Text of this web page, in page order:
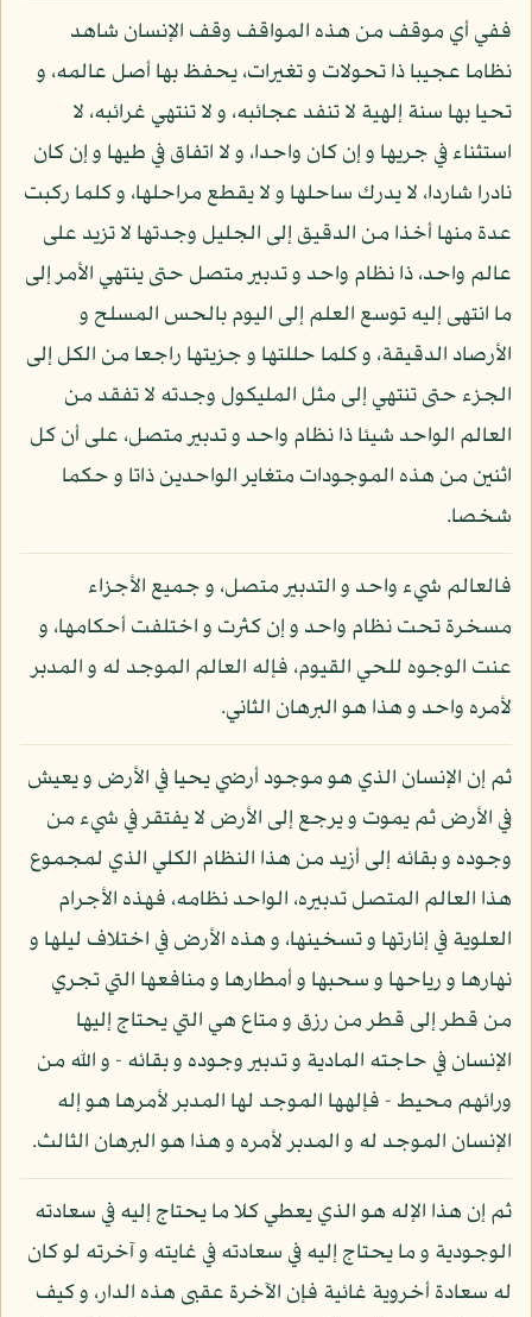
ففي أي موقف من هذه المواقف وقف الإنسان شاهد
نظاما عجيبا ذا تحولات و تغيرات، يحفظ بها أصل عالمه، و
تحيا بها سنة إلهية لا تنفد عجائبه، و لا تنتهي غرائبه، لا
استثناء في جريها و إن كان واحدا، و لا اتفاق في طيها و إن كان
نادرا شاردا، لا يدرك ساحلها و لا يقطع مراحلها، و كلما ركبت
عدة منها أخذا من الدقيق إلى الجليل وجدتها لا تزيد على
عالم واحد، ذا نظام واحد و تدبير متصل حتى ينتهي الأمر إلى
ما انتهى إليه توسع العلم إلى اليوم بالحس المسلح و
الأرصاد الدقيقة، و كلما حللتها و جزيتها راجعا من الكل إلى
الجزء حتى تنتهي إلى مثل المليكول وجدته لا تفقد من
العالم الواحد شيئا ذا نظام واحد و تدبير متصل، على أن كل
اثنين من هذه الموجودات متغاير الواحدين ذاتا و حكما
شخصا.
فالعالم شيء واحد و التدبير متصل، و جميع الأجزاء
مسخرة تحت نظام واحد و إن كثرت و اختلفت أحكامها، و
عنت الوجوه للحي القيوم، فإله العالم الموجد له و المدبر
لأمره واحد و هذا هو البرهان الثاني.
ثم إن الإنسان الذي هو موجود أرضي يحيا في الأرض و يعيش
في الأرض ثم يموت و يرجع إلى الأرض لا يفتقر في شيء من
وجوده و بقائه إلى أزيد من هذا النظام الكلي الذي لمجموع
هذا العالم المتصل تدبيره، الواحد نظامه، فهذه الأجرام
العلوية في إنارتها و تسخينها، و هذه الأرض في اختلاف ليلها و
نهارها و رياحها و سحبها و أمطارها و منافعها التي تجري
من قطر إلى قطر من رزق و متاع هي التي يحتاج إليها
الإنسان في حاجته المادية و تدبير وجوده و بقائه - و الله من
ورائهم محيط - فإلهها الموجد لها المدبر لأمرها هو إله
الإنسان الموجد له و المدبر لأمره و هذا هو البرهان الثالث.
ثم إن هذا الإله هو الذي يعطي كلا ما يحتاج إليه في سعادته
الوجودية و ما يحتاج إليه في سعادته في غايته و آخرته لو كان
له سعادة أخروية غائية فإن الآخرة عقبى هذه الدار، و كيف